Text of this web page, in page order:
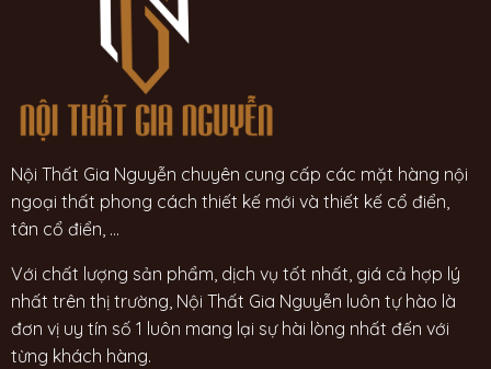
Nội Thất Gia Nguyễn chuyên cung cấp các mặt hàng nội
ngoại thất phong cách thiết kế mới và thiết kế cổ điển,
tân cổ điển, ...
Với chất lượng sản phẩm, dịch vụ tốt nhất, giá cả hợp lý
nhất trên thị trường, Nội Thất Gia Nguyễn luôn tự hào là
đơn vị uy tín số 1 luôn mang lại sự hài lòng nhất đến với
từng khách hàng.